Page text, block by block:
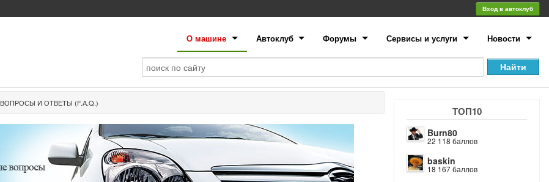
Вход в автоклуб
О машине Автоклуб Форумы Сервисы и услуги Новости
ТОП10
Burn80
22 118 баллов
baskin
18 167 баллов
ВОПРОСЫ И ОТВЕТЫ (F.A.Q.)